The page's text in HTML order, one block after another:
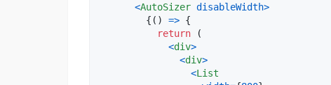
<AutoSizer disableWidth>
{ ( ) => {
return
(
<div>
<div>
<List